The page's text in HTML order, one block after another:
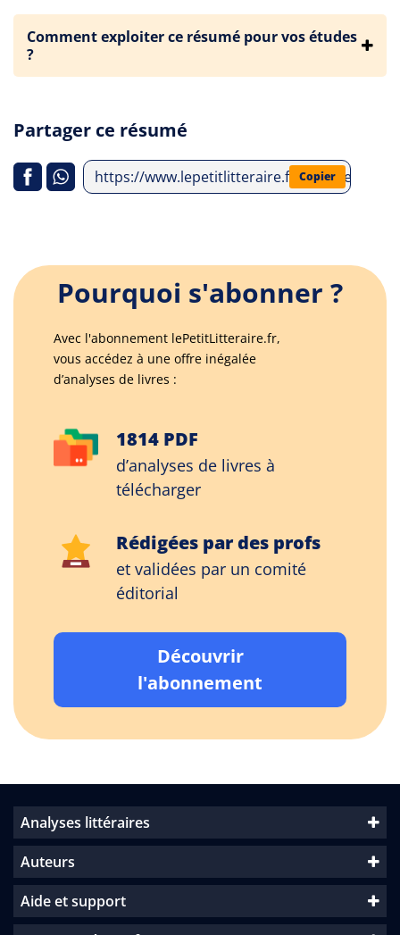
Comment exploiter ce résumé pour vos études
?
Partager ce résumé
https://www.lepetitlitteraire.fr/analyses-
Copier
Pourquoi s'abonner ?
Avec l'abonnement lePetitLitteraire.fr,
vous accédez à une offre inégalée
d’analyses de livres :
1814 PDF
d’analyses de livres à
télécharger
Rédigées par des profs
et validées par un comité
éditorial
Découvrir
l'abonnement
Analyses littéraires
Auteurs
Aide et support